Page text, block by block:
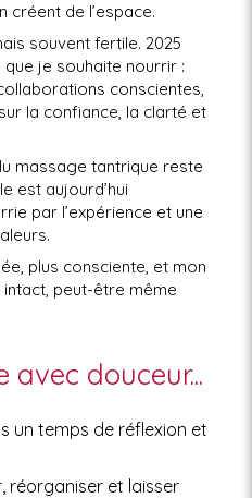
créent de l’espace.
souvent fertile. 2025
je souhaite nourrir :
conscientes,
la confiance, la clarté et
massage tantrique reste
est aujourd’hui
par l’expérience et une
plus consciente, et mon
peut-être même
avec douceur...
un temps de réflexion et
réorganiser et laisser